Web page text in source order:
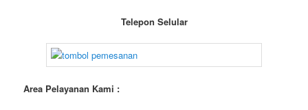
Telepon Selular
Area Pelayanan Kami :